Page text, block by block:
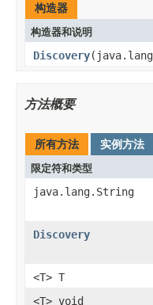
构造器
构造器和说明
Discovery
方法概要
所有方法 实例方法
限定符和类型
java.lang.String
Discovery
<T> T
<T> void